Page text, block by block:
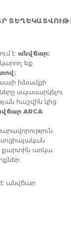
է անվճար։
եք
խնամքի
սպասարկելու
հաշվին կից
ARCA
սոցիալական
քարտին առկա
անվճար։